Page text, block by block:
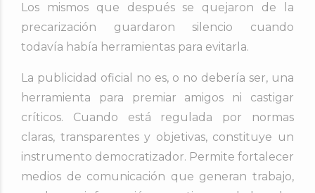
Los mismos que después se quejaron de la
precarización guardaron silencio cuando
todavía había herramientas para evitarla.
La publicidad oficial no es, o no debería ser, una
herramienta para premiar amigos ni castigar
críticos. Cuando está regulada por normas
claras, transparentes y objetivas, constituye un
instrumento democratizador. Permite fortalecer
medios de comunicación que generan trabajo,